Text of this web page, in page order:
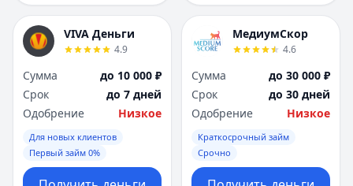
Рязань
С
Самара
Санкт-Петербург
Саратов
Севастополь
Сочи
Сургут
Т
Рязань
С
Самара
Санкт-Петербург
Саратов
Севастополь
Сочи
Т
VIVA Деньги
4.9
Сумма
до 10 000 ₽
Срок
до 7 дней
Одобрение
Низкое
Для новых клиентов
Первый займ 0%
МедиумСкор
4.6
Сумма
до 30 000 ₽
Срок
до 30 дней
Одобрение
Низкое
Краткосрочный займ
Срочно